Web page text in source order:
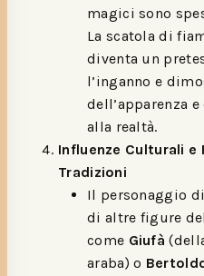
magici sono
La scatola di
diventa un
l’inganno e
dell’apparenza
alla realtà.
Influenze Culturali e
Tradizioni
Il personaggio
di altre figure
come Giufà
araba) o